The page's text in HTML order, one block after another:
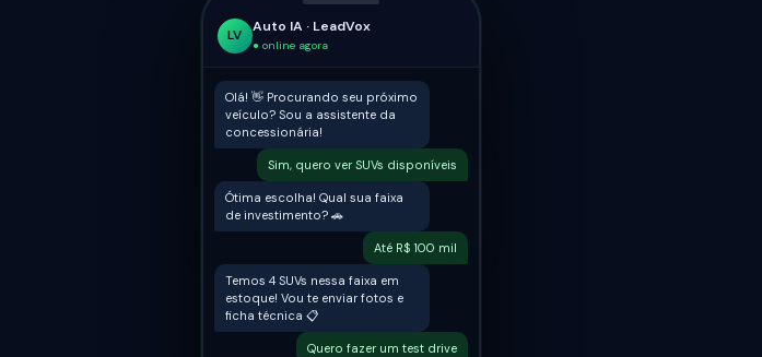
LV Auto IA · LeadVox
● online agora
Olá! 👋 Procurando seu próximo
veículo? Sou a assistente da
concessionária!
Sim, quero ver SUVs disponíveis
Ótima escolha! Qual sua faixa
de investimento? 🚗
Até R$ 100 mil
Temos 4 SUVs nessa faixa em
estoque! Vou te enviar fotos e
ficha técnica 📋
Quero fazer um test drive